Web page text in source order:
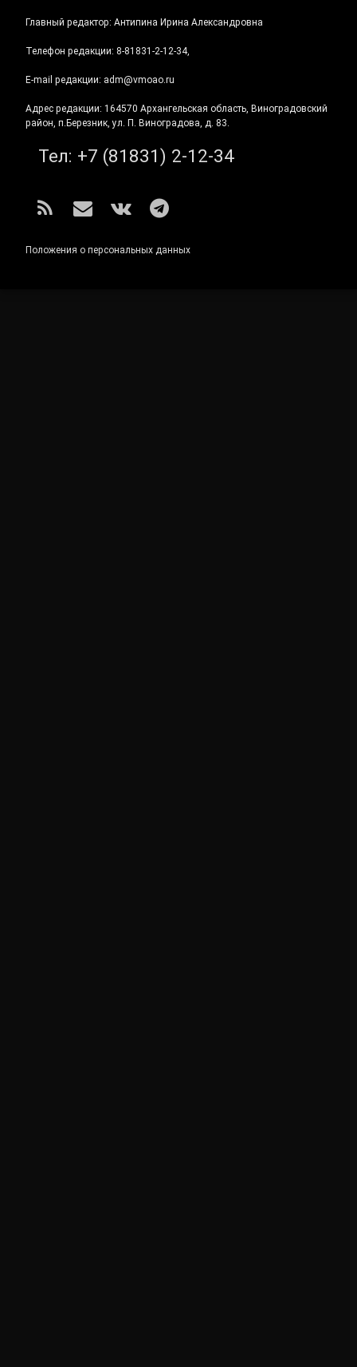
Главный редактор: Антипина Ирина Александровна
Телефон редакции: 8-81831-2-12-34,
E-mail редакции: adm@vmoao.ru
Адрес редакции: 164570 Архангельская область, Виноградовский
район, п.Березник, ул. П. Виноградова, д. 83.
Тел: +7 (81831) 2-12-34
RSS E-mailВКонтакте
Telegram
Положения о персональных данных